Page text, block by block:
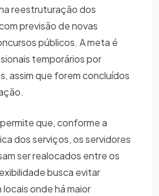
reestruturação dos
previsão de novas
públicos. A meta é
temporários por
assim que forem concluídos
que, conforme a
dos serviços, os servidores
ser realocados entre os
busca evitar
onde há maior